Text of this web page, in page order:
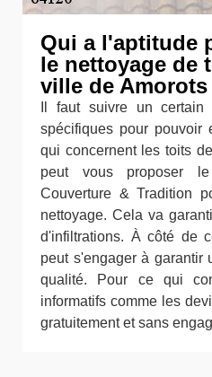
Qui a l'aptitude
le nettoyage de
ville de
Il faut suivre un certain
spécifiques pour pouvoir
qui concernent les toits
peut vous proposer
Couverture & Tradition
nettoyage. Cela va
d'infiltrations. À côté de
peut s'engager à garantir
qualité. Pour ce qui
informatifs comme les
gratuitement et sans